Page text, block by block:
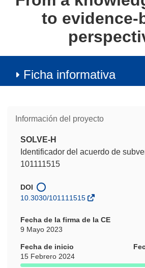
to evidence-
Ficha informativa
Información del proyecto
SOLVE-H
Identificador del acuerdo de
101111515
DOI
10.3030/101111515
Fecha de la firma de la CE
9 Mayo 2023
Fecha de inicio
15 Febrero 2024